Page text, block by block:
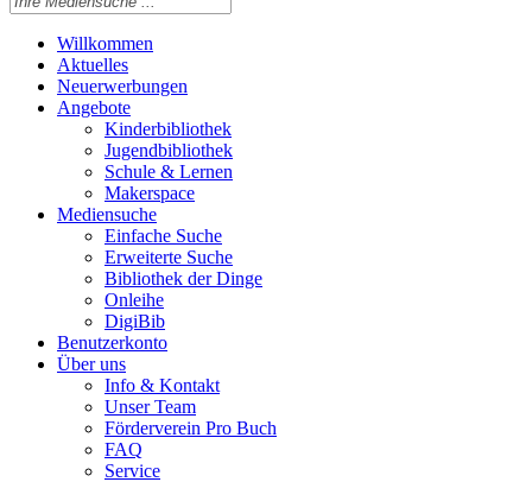
Willkommen
Aktuelles
Neuerwerbungen
Angebote
Kinderbibliothek
Jugendbibliothek
Schule & Lernen
Makerspace
Mediensuche
Einfache Suche
Erweiterte Suche
Bibliothek der Dinge
Onleihe
DigiBib
Benutzerkonto
Über uns
Info & Kontakt
Unser Team
Förderverein Pro Buch
FAQ
Service